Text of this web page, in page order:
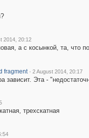
2014, 20:12
а с косынкой, та, что
fragment · 2 August 2014, 20:17
зависит. Эта -
трехскатная